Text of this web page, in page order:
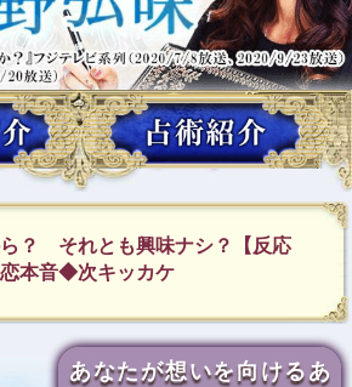
？ それとも興味ナシ？【反応
本音◆次キッカケ
あなたが想いを向けるあ